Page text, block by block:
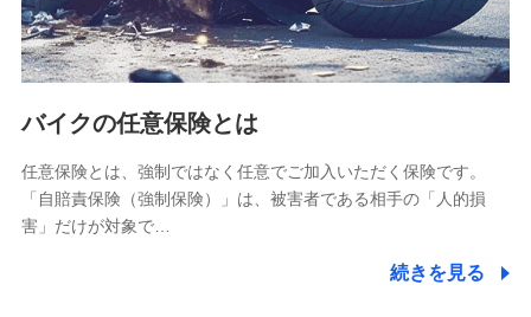
(https://pshoken.co.jp/)
リトルファミリー少額短期保険株式会社
(https://www.littlefamily-ssi.com/)
2.共同募集を行う代理店から受領する個人情報
郵便、電話、およびＥメール等により、当社と取引のあるも
しくは委託を受けている保険会社・提携会社の保険その他に
関する情報を提供し、金融商品等の契約を勧奨するため、ま
た維持管理等の委託業務遂行のため、またそれらに付帯、関
（なお、当社は複数の保険会社と取引があり、取得した個人
バイクの任意保険とは
任意保険とは、強制ではなく任意でご加入いただく保険です。
「自賠責保険（強制保険）」は、被害者である相手の「人的損
害」だけが対象で…
続きを見る